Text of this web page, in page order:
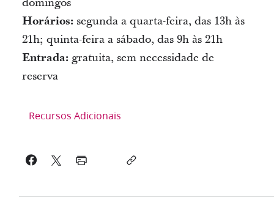
Horários:segunda a quarta-feira, das 13h às
21h; quinta-feira a sábado, das 9h às 21h
Entrada:gratuita, sem necessidade de
reserva
Recursos Adicionais